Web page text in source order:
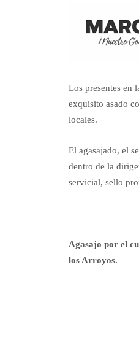
Los presentes en
exquisito asado
locales.
El agasajado, el
dentro de la
servicial, sello
Agasajo por el
los Arroyos.